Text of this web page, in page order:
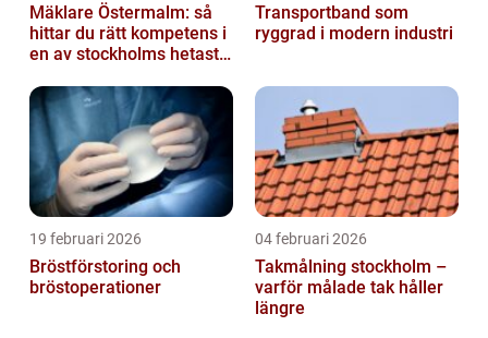
Mäklare Östermalm: så
hittar du rätt kompetens i
en av stockholms hetaste
Transportband som
ryggrad i modern industri
19 februari 2026
Bröstförstoring och
bröstoperationer
04 februari 2026
Takmålning stockholm –
varför målade tak håller
längre